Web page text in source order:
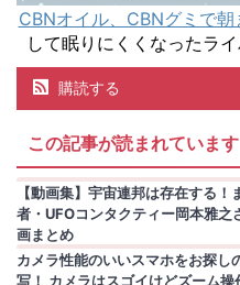
CBNオイル、CBNグミで
して眠りにくくなったラ
購読する
この記事が読まれています
【動画集】宇宙連邦は存在する
者・UFOコンタクティー岡本雅
画まとめ
カメラ性能のいいスマホをお探
写！ カメラはスゴイけどズーム